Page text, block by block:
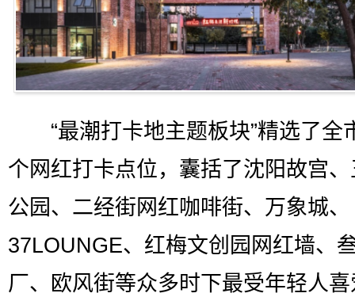
“最潮打卡地主题板块”精选了全
个网红打卡点位，囊括了沈阳故宫
公园、二经街网红咖啡街、万象城、
37LOUNGE、红梅文创园网红墙、
厂、欧风街等众多时下最受年轻人